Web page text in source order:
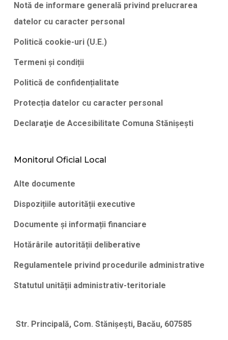
Notă de informare generală privind prelucrarea
datelor cu caracter personal
Politică cookie-uri (U.E.)
Termeni și condiții
Politică de confidențialitate
Protecția datelor cu caracter personal
Declaraţie de Accesibilitate Comuna Stănişeşti
Monitorul Oficial Local
Alte documente
Dispozițiile autorității executive
Documente și informații financiare
Hotărârile autorității deliberative
Regulamentele privind procedurile administrative
Statutul unității administrativ-teritoriale
Str. Principală, Com. Stănișești, Bacău, 607585